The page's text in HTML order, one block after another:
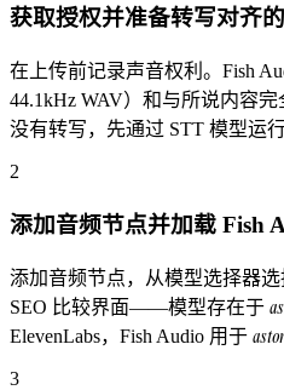
获取授权并准备转写对齐
在上传前记录声音权利。Fish
44.1kHz WAV）和与所说内容
没有转写，先通过 STT 模型运
2
添加音频节点并加载 Fish
添加音频节点，从模型选择器
SEO 比较界面——模型存在于
ElevenLabs，Fish Audio 用于
3